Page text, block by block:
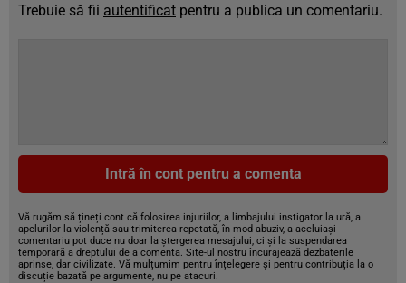
Trebuie să fii autentificat pentru a publica un comentariu.
Intră în cont pentru a comenta
Vă rugăm să țineți cont că folosirea injuriilor, a limbajului instigator la ură, a
apelurilor la violență sau trimiterea repetată, în mod abuziv, a aceluiași
comentariu pot duce nu doar la ștergerea mesajului, ci și la suspendarea
temporară a dreptului de a comenta. Site-ul nostru încurajează dezbaterile
aprinse, dar civilizate. Vă mulțumim pentru înțelegere și pentru contribuția la o
discuție bazată pe argumente, nu pe atacuri.